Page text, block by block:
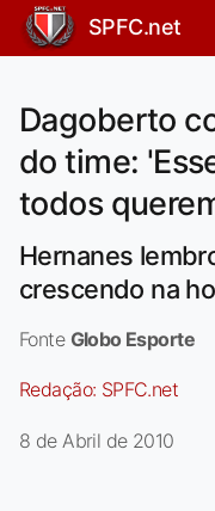
SPFC.net
Dagoberto
do time:
todos
Hernanes
crescendo na
Fonte Globo Esporte
Redação: SPFC.net
8 de Abril de 2010